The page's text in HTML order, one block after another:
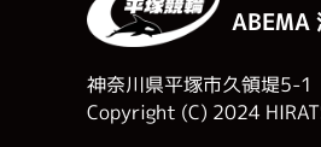
ABEMA
神奈川県平塚市久領堤
Copyright (C) 2024